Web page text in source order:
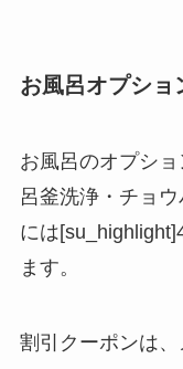
お風呂オプショ
お風呂のオプシ
呂釜洗浄・チョ
には
ます。
割引クーポンは、